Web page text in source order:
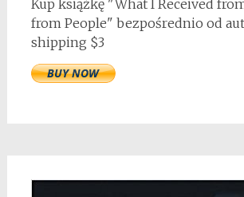
Kup książkę "What I Received
from People" bezpośrednio od
shipping $3